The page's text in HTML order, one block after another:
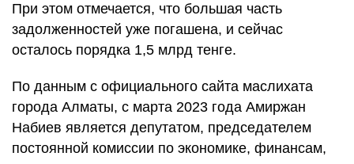
При этом отмечается, что большая часть
задолженностей уже погашена, и сейчас
осталось порядка 1,5 млрд тенге.
По данным с официального сайта маслихата
города Алматы, с марта 2023 года Амиржан
Набиев является депутатом, председателем
постоянной комиссии по экономике, финансам,